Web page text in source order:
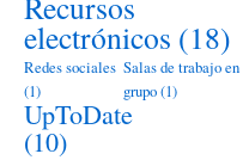
electrónicos (18)
Redes sociales
(1)
Salas de trabajo en
grupo(1)
UpToDate
(10)